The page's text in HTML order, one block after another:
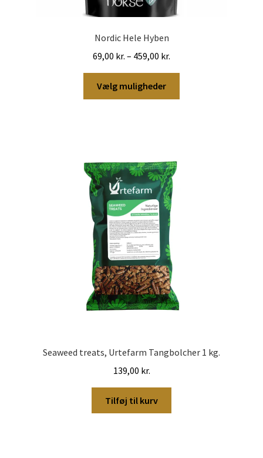
Nordic Hele Hyben
69,00 kr. – 459,00 kr.
459,00 kr.
Vælg muligheder
Seaweed treats, Urtefarm Tangbolcher 1 kg.
139,00 kr.
Tilføj til kurv